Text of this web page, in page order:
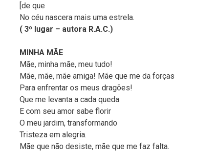
[de que
No céu nascera mais uma estrela.
( 3º lugar – autora R.A.C.)
MINHA MÃE
Mãe, minha mãe, meu tudo!
Mãe, mãe, mãe amiga! Mãe que me da forças
Para enfrentar os meus dragões!
Que me levanta a cada queda
E com seu amor sabe florir
O meu jardim, transformando
Tristeza em alegria.
Mãe que não desiste, mãe que me faz falta.